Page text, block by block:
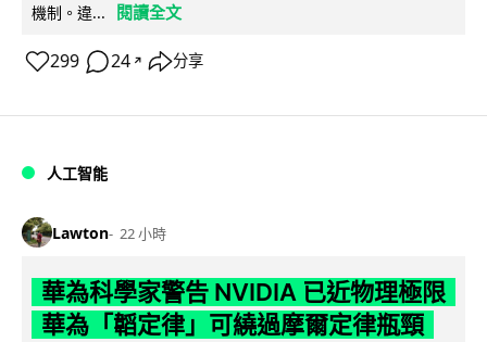
機制。違...
閱讀全文
299 24 ↗ 分享
人工智能
Lawton 22 小時
華為科學家警告 NVIDIA 已近物理極限
華為「韜定律」可繞過摩爾定律瓶頸